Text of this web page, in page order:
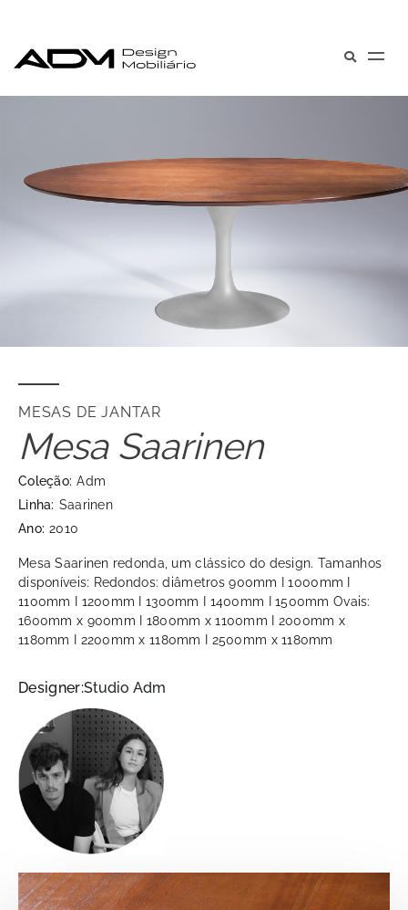
MESAS DE JANTAR
Mesa Saarinen
Coleção: Adm
Linha: Saarinen
Ano: 2010
Mesa Saarinen redonda, um clássico do design. Tamanhos
disponíveis: Redondos: diâmetros 900mm I 1000mm I
1100mm I 1200mm I 1300mm I 1400mm I 1500mm Ovais:
1600mm x 900mm I 1800mm x 1100mm I 2000mm x
1180mm I 2200mm x 1180mm I 2500mm x 1180mm
Designer:Studio Adm